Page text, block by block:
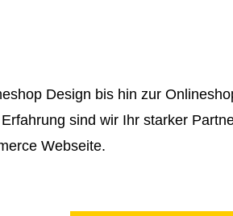
Design bis hin zur
sind wir Ihr starker
Webseite.